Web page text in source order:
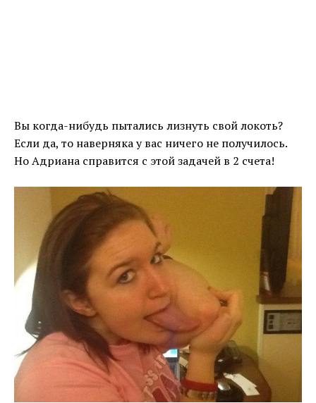
Вы когда-нибудь пытались лизнуть свой локоть?
Если да, то наверняка у вас ничего не получилось.
Но Адриана справится с этой задачей в 2 счета!